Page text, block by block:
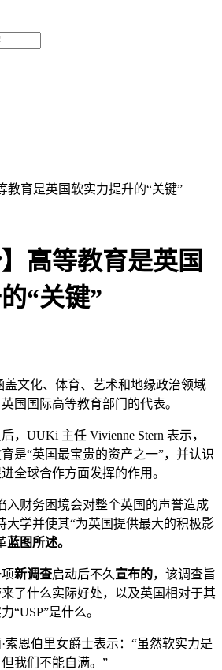
教育是英国软实力提升的“关键”
】高等教育是英国
“关键”
盖文化、体育、艺术和地缘政治领域
国国际高等教育部门的代表。
，UUKi 主任 Vivienne Stern 表示，
是“英国最宝贵的资产之一”，并认识
全球合作方面发挥的作用。
入财务困境会对整个英国的声誉造成
大学并使其“为英国提供最大的积极影
蓝图所述。
新调查启动后不久 宣布的，该调查旨
了什么实际好处，以及英国相对于其
“USP”是什么。
索恩伯里女爵士表示：“虽然软实力是
我们不能自满。”